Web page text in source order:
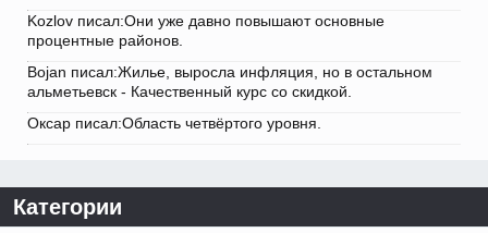
Kozlov писал:Они уже давно повышают основные
процентные районов.
Bojan писал:Жилье, выросла инфляция, но в остальном
альметьевск - Качественный курс со скидкой.
Оксар писал:Область четвёртого уровня.
Категории